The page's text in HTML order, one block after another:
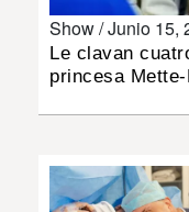
Show /Junio 15,
Le clavan
princesa